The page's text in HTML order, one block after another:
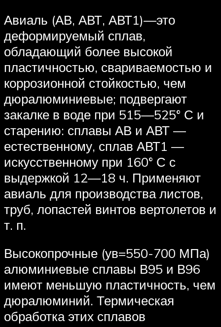
Авиаль (АВ, АВТ, АВТ1)—это
деформируемый сплав,
обладающий более высокой
пластичностью, свариваемостью и
коррозионной стойкостью, чем
дюралюминиевые; подвергают
закалке в воде при 515—525° С и
старению: сплавы АВ и АВТ —
естественному, сплав АВТ1 —
искусственному при 160° С с
выдержкой 12—18 ч. Применяют
авиаль для производства листов,
труб, лопастей винтов вертолетов и
т. п.
Высокопрочные (ув=550-700 МПа)
алюминиевые сплавы В95 и В96
имеют меньшую пластичность, чем
дюралюминий. Термическая
обработка этих сплавов